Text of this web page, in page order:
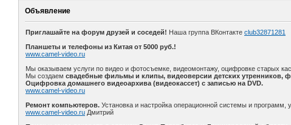
Объявление
Приглашайте на форум друзей и соседей! Наша группа ВКонтакте club32871281
Планшеты и телефоны из Китая от 5000 руб.!
www.camel-video.ru
Мы оказываем услуги по видео и фотосъемке, видеомонтажу, оцифровке старых
Мы создаем свадебные фильмы и клипы, видеоверсии детских утренников,
Оцифровка домашнего видеоархива (видеокассет) с записью на DVD.
www.camel-video.ru
Ремонт компьютеров. Установка и настройка операционной системы и
www.camel-video.ru Дмитрий